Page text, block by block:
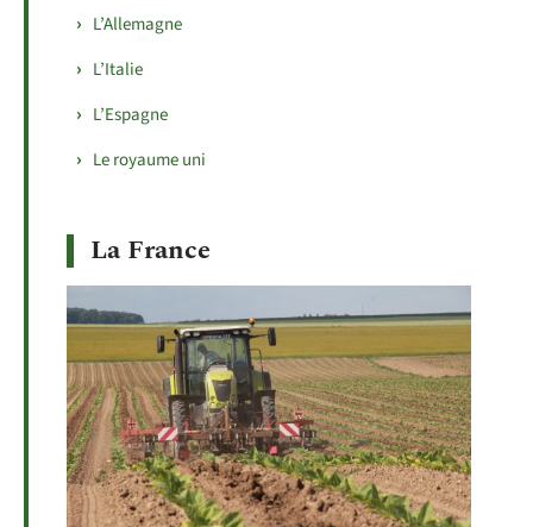
L’Allemagne
L’Italie
L’Espagne
Le royaume uni
La France